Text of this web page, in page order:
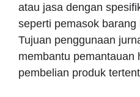
atau jasa dengan
seperti pemasok barang
Tujuan penggunaan
membantu pemantauan
pembelian produk